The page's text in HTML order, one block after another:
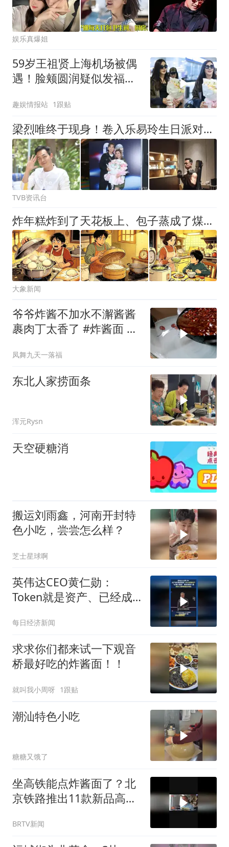
娱乐真爆姐
59岁王祖贤上海机场被偶
遇！脸颊圆润疑似发福，
趣娱情报站 1跟贴
梁烈唯终于现身！卷入乐易玲生日派对Labubu失窃风波 无阻操肌心情晒麒麟臂 引发网民嘲讽
TVB资讯台
炸年糕炸到了天花板上、包子蒸成了煤球……谁还没个“厨房翻车”时刻
大象新闻
爷爷炸酱不加水不澥酱酱
裹肉丁太香了 #炸酱面 #
凤舞九天一落福
东北人家捞面条
浑元Rysn
天空硬糖消
搬运刘雨鑫，河南开封特
色小吃，尝尝怎么样？
芝士星球啊
英伟达CEO黄仁勋：
Token就是资产、已经成
每日经济新闻
求求你们都来试一下观音
桥最好吃的炸酱面！！
就叫我小周呀 1跟贴
潮汕特色小吃
糖糖又饿了
坐高铁能点炸酱面了？北
京铁路推出11款新品高铁
BRTV新闻